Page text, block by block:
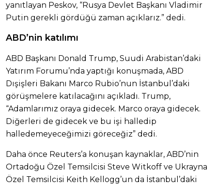
yanıtlayan Peskov, “Rusya Devlet Başkanı Vladimir
Putin gerekli gördüğü zaman açıklarız.” dedi.
ABD’nin katılımı
ABD Başkanı Donald Trump, Suudi Arabistan’daki
Yatırım Forumu’nda yaptığı konuşmada, ABD
Dışişleri Bakanı Marco Rubio’nun İstanbul’daki
görüşmelere katılacağını açıkladı. Trump,
“Adamlarımız oraya gidecek. Marco oraya gidecek.
Diğerleri de gidecek ve bu işi halledip
halledemeyeceğimizi göreceğiz” dedi.
Daha önce Reuters’a konuşan kaynaklar, ABD’nin
Ortadoğu Özel Temsilcisi Steve Witkoff ve Ukrayna
Özel Temsilcisi Keith Kellogg’un da İstanbul’daki